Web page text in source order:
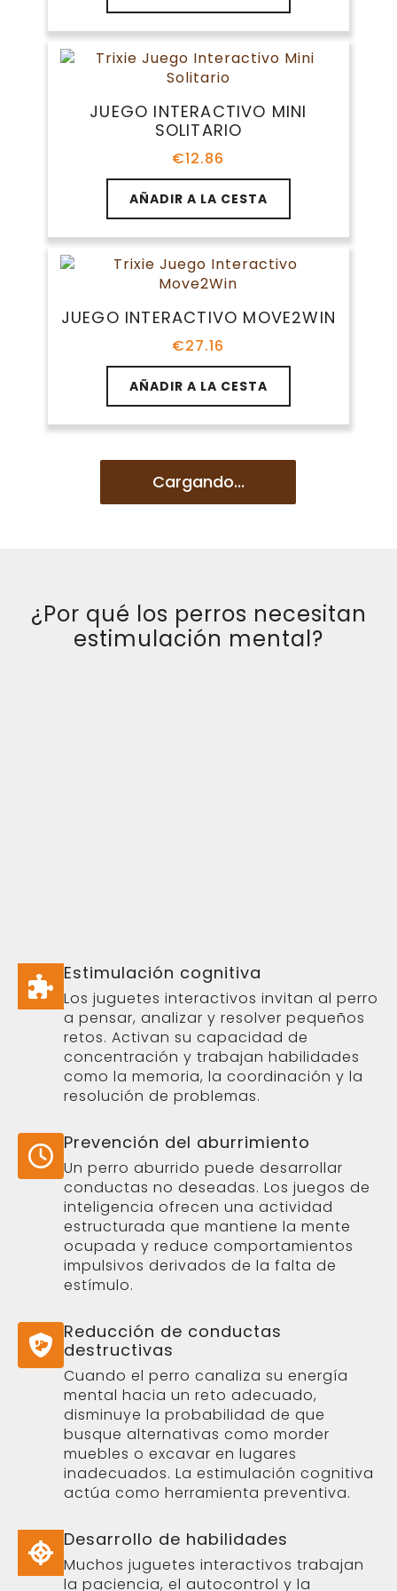
¿Por qué los perros necesitan
estimulación mental?
Estimulación cognitiva
Los juguetes interactivos invitan al perro
a pensar, analizar y resolver pequeños
retos. Activan su capacidad de
concentración y trabajan habilidades
como la memoria, la coordinación y la
resolución de problemas.
Prevención del aburrimiento
Un perro aburrido puede desarrollar
conductas no deseadas. Los juegos de
inteligencia ofrecen una actividad
estructurada que mantiene la mente
ocupada y reduce comportamientos
impulsivos derivados de la falta de
estímulo.
Reducción de conductas
destructivas
Cuando el perro canaliza su energía
mental hacia un reto adecuado,
disminuye la probabilidad de que
busque alternativas como morder
muebles o excavar en lugares
inadecuados. La estimulación cognitiva
actúa como herramienta preventiva.
Desarrollo de habilidades
Muchos juguetes interactivos trabajan
la paciencia, el autocontrol y la
JUEGO INTERACTIVO MINI
SOLITARIO
€12.86
AÑADIR A LA CESTA
JUEGO INTERACTIVO MOVE2WIN
€27.16
AÑADIR A LA CESTA
Cargando...